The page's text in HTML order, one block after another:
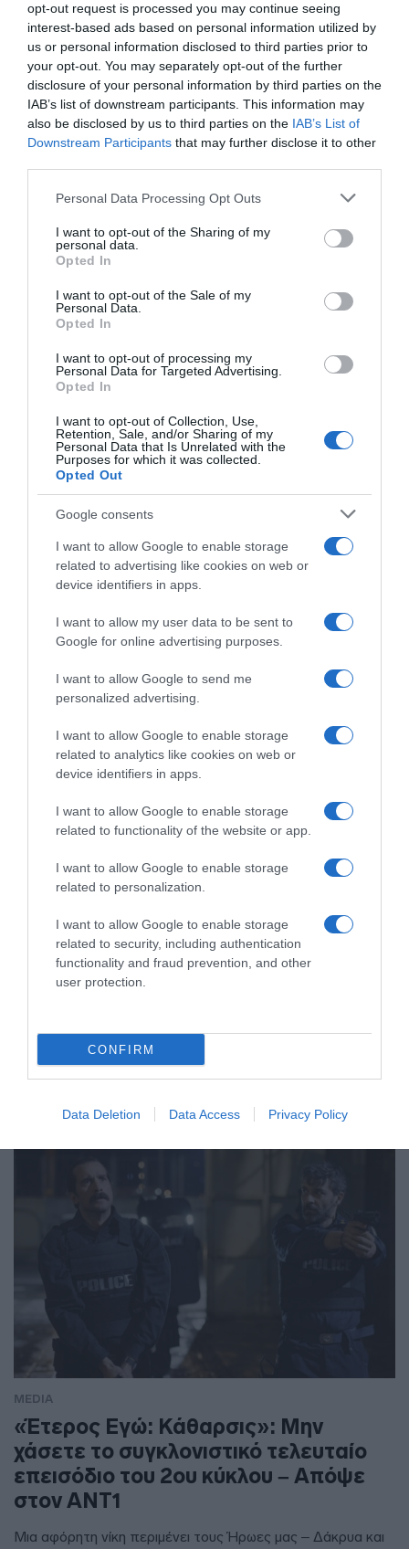
opt-out request is processed you may continue seeing
interest-based ads based on personal information utilized by
us or personal information disclosed to third parties prior to
your opt-out. You may separately opt-out of the further
disclosure of your personal information by third parties on the
IAB’s list of downstream participants. This information may
also be disclosed by us to third parties on the IAB’s List of
Downstream Participants that may further disclose it to other
Please note that this website/app uses one or more Google
not limited to your visit or usage behaviour. You may click to
grant or deny consent to Google and its third-party tags to
use your data for below specified purposes in below Google
consent section.
Personal Data Processing Opt Outs
I want to opt-out of the Sharing of my
personal data.
Opted In
I want to opt-out of the Sale of my
Personal Data.
Opted In
I want to opt-out of processing my
Personal Data for Targeted Advertising.
Opted In
I want to opt-out of Collection, Use,
Retention, Sale, and/or Sharing of my
Personal Data that Is Unrelated with the
Purposes for which it was collected.
Opted Out
Google consents
I want to allow Google to enable storage
related to advertising like cookies on web or
device identifiers in apps.
I want to allow my user data to be sent to
Google for online advertising purposes.
I want to allow Google to send me
personalized advertising.
I want to allow Google to enable storage
related to analytics like cookies on web or
device identifiers in apps.
I want to allow Google to enable storage
related to functionality of the website or app.
I want to allow Google to enable storage
related to personalization.
I want to allow Google to enable storage
related to security, including authentication
functionality and fraud prevention, and other
user protection.
CONFIRM
Data Deletion Data Access Privacy Policy
MEDIA
Μαριάννα Γεωργαντή:
Ενθουσιάστηκε με τον Γιώργο
Φραγκούλη – “Καλέ, τι ωραίος που
είναι” (βίντεο)
Το χιουμοριστικό στιγμιότυπο εκτυλίχθηκε στον αέρα της
πρωινής εκπομπής "Ώρα Ελλάδος" του OPEN
τηλεπαιχνίδι με τον Γιάννη Τσιμιτσέλη
στον ΣΚΑΪ
MEDIA
«Έτερος Εγώ: Κάθαρσις»: Μην
χάσετε το συγκλονιστικό τελευταίο
επεισόδιο του 2ου κύκλου – Απόψε
στον ΑΝΤ1
Μια αφόρητη νίκη περιμένει τους Ήρωες μας – Δάκρυα και